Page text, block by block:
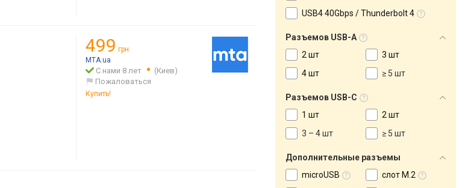
499 грн.
MTA.ua
С нами 8 лет
(Киев)
Пожаловаться
Купить!
USB4 40Gbps / Thunderbolt 4
Разъемов USB-A
2 шт
3 шт
4 шт
≥ 5 шт
Разъемов USB-C
1 шт
2 шт
3 – 4 шт
≥ 5 шт
Дополнительные разъемы
microUSB
слот M.2